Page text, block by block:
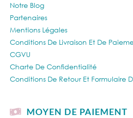
Notre Blog
Partenaires
Mentions Légales
Conditions De Livraison Et De
CGVU
Charte De Confidentialité
Conditions De Retour Et Formulaire
MOYEN DE PAIEMENT